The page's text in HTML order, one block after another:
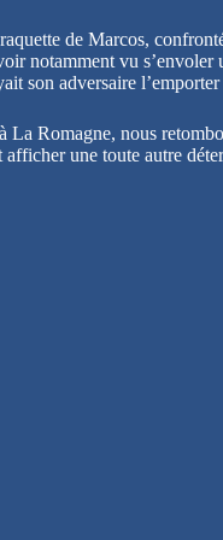
de Marcos,
notamment vu
son adversaire
La Romagne, nous
une toute autre